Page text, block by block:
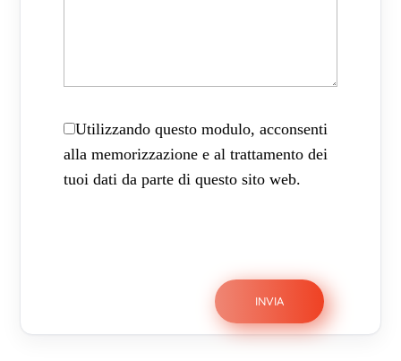
Utilizzando questo modulo, acconsenti
alla memorizzazione e al trattamento dei
tuoi dati da parte di questo sito web.